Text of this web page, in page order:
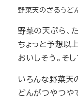
野菜天のざるうど
野菜の天ぷら、
ちょっと予想以
おいしそう。そ
いろんな野菜天
どんがつやつや